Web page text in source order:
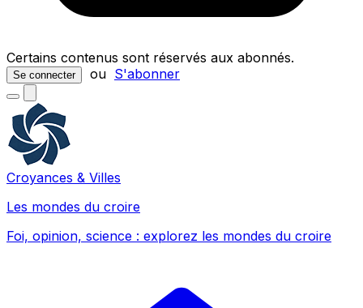
Certains contenus sont réservés aux abonnés.
Se connecter ou S'abonner
Croyances & Villes
Les mondes du croire
Foi, opinion, science : explorez les mondes du croire